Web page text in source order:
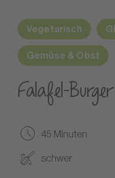
Vegetarisch
Gemüse & Obst
Falafel-
45 Minuten
schwer